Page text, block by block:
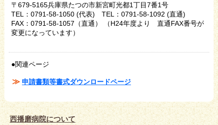
〒679-5165兵庫県たつの市新宮町光都1丁目7番1号
TEL：0791-58-1050 (代表) TEL：0791-58-1092 (直通)
FAX：0791-58-1057（直通） （H24年度より 直通FAX番号が
変更になっています）
●関連ページ
申請書類等書式ダウンロードページ
西播磨病院について